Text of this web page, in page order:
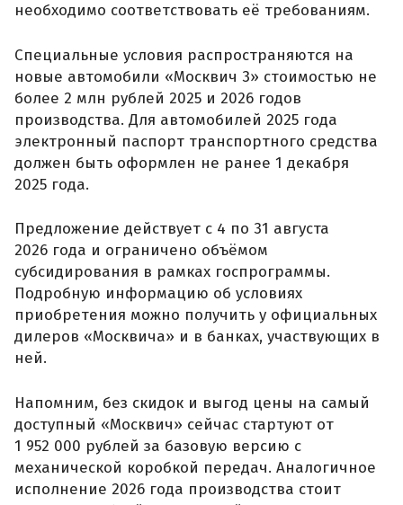
необходимо соответствовать её требованиям.
Специальные условия распространяются на
новые автомобили «Москвич 3» стоимостью не
более 2 млн рублей 2025 и 2026 годов
производства. Для автомобилей 2025 года
электронный паспорт транспортного средства
должен быть оформлен не ранее 1 декабря
2025 года.
Предложение действует с 4 по 31 августа
2026 года и ограничено объёмом
субсидирования в рамках госпрограммы.
Подробную информацию об условиях
приобретения можно получить у официальных
дилеров «Москвича» и в банках, участвующих в
ней.
Напомним, без скидок и выгод цены на самый
доступный «Москвич» сейчас стартуют от
1 952 000 рублей за базовую версию с
механической коробкой передач. Аналогичное
исполнение 2026 года производства стоит